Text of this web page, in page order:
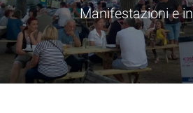
Manifestazioni e